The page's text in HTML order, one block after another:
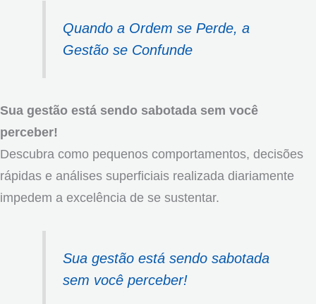
Quando a Ordem se Perde, a
Gestão se Confunde
Sua gestão está sendo sabotada sem você
perceber!
Descubra como pequenos comportamentos, decisões
rápidas e análises superficiais realizada diariamente
impedem a excelência de se sustentar.
Sua gestão está sendo sabotada
sem você perceber!